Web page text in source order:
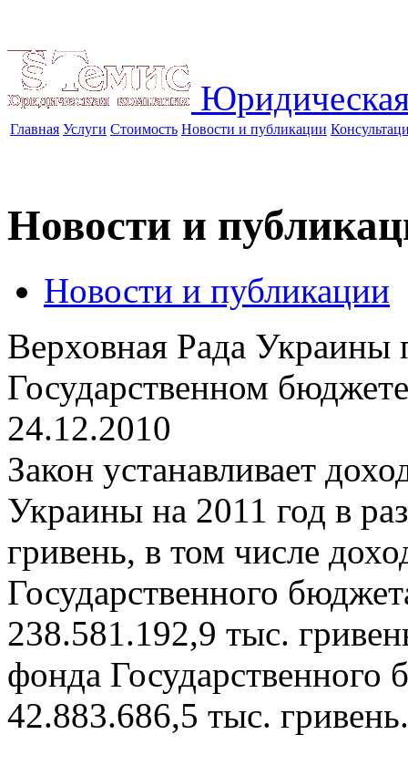
Главная Услуги Стоимость Новости и публикации
Новости и
Новости и публикации
Верховная Рада Украины
Государственном
24.12.2010
Закон устанавливает
Украины на 2011 год в
гривень, в том числе
Государственного
238.581.192,9 тыс.
фонда
42.883.686,5 тыс. гривень.